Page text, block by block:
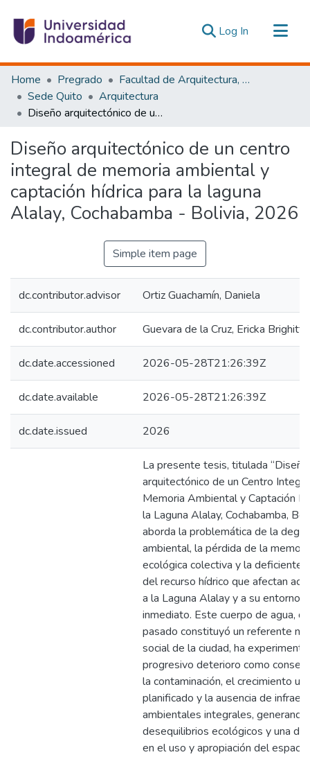
Log In (current)
Communities & Collections
All of DSpace
Statistics
Home Pregrado
Facultad de Arquitectura, Artes y Diseño
Sede Quito
Arquitectura
Diseño arquitectónico de un centro integral de memoria ambiental y captación hídrica para la laguna Alalay, Cochabamba - Bolivia, 2026
Diseño arquitectónico de un centro
integral de memoria ambiental y
captación hídrica para la laguna
Alalay, Cochabamba - Bolivia, 2026
Simple item page
dc.contributor.advisor Ortiz Guachamín, Daniela
dc.contributor.author Guevara de la Cruz, Ericka Brighitte
dc.date.accessioned 2026-05-28T21:26:39Z
dc.date.available 2026-05-28T21:26:39Z
dc.date.issued 2026
La presente tesis, titulada “Diseño
arquitectónico de un Centro
Memoria Ambiental y Captación
la Laguna Alalay, Cochabamba,
aborda la problemática de la
ambiental, la pérdida de la
ecológica colectiva y la deficiente
del recurso hídrico que afectan
a la Laguna Alalay y a su entorno
inmediato. Este cuerpo de agua,
pasado constituyó un referente
social de la ciudad, ha
progresivo deterioro como
la contaminación, el crecimiento
planificado y la ausencia de
ambientales integrales, generando
desequilibrios ecológicos y una
en el uso y apropiación del